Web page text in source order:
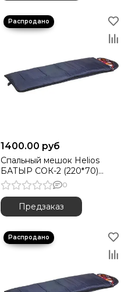
1400.00 руб
Спальный мешок Helios
БАТЫР СОК-2 (220*70)
синий (синтепон)
0
Предзаказ